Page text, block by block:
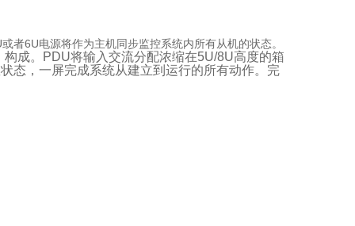
者6U电源将作为主机同步监控系统内所有从机的状态。
成。PDU将输入交流分配浓缩在5U/8U高度的箱
态，一屏完成系统从建立到运行的所有动作。完